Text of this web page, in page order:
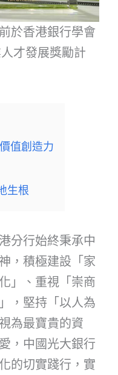
於香港銀行學會
才發展獎勵計
值創造力
生根
分行始終秉承中
，積極建設「家
」、重視「崇商
，堅持「以人為
為最寶貴的資
，中國光大銀行
的切實踐行，實